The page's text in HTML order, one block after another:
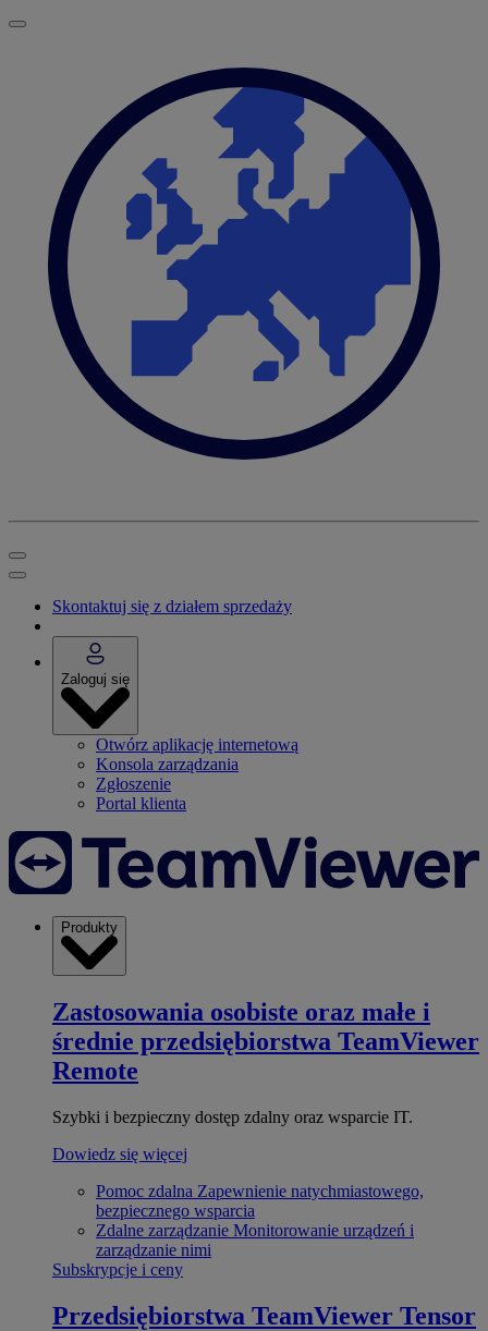
Skontaktuj się z działem sprzedaży
Zaloguj się
Otwórz aplikację internetową
Konsola zarządzania
Zgłoszenie
Portal klienta
Produkty
Zastosowania osobiste oraz małe i
średnie przedsiębiorstwa TeamViewer
Remote
Szybki i bezpieczny dostęp zdalny oraz wsparcie IT.
Dowiedz się więcej
Pomoc zdalna Zapewnienie natychmiastowego,
bezpiecznego wsparcia
Zdalne zarządzanie Monitorowanie urządzeń i
zarządzanie nimi
Subskrypcje i ceny
Przedsiębiorstwa TeamViewer Tensor